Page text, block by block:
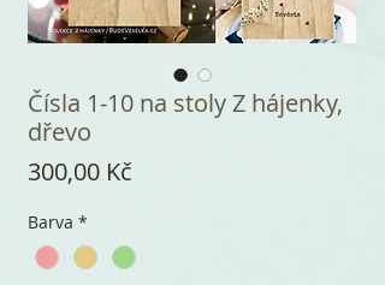
Čísla 1-10 na stoly Z hájenky,
dřevo
300,00 Kč
Barva *